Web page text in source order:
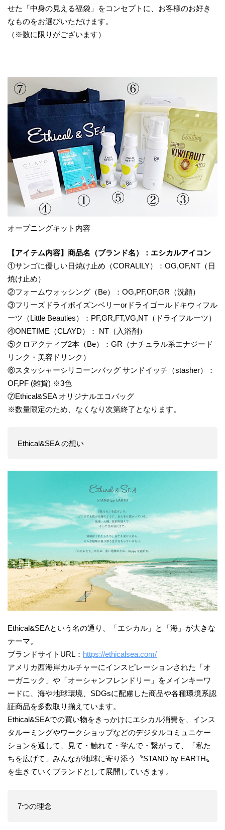
せた「中身の見える福袋」をコンセプトに、お客様のお好き
なものをお選びいただけます。
（※数に限りがございます）
オープニングキット内容
【アイテム内容】商品名（ブランド名）：エシカルアイコン
①サンゴに優しい日焼け止め（CORALILY）：OG,OF,NT（日
焼け止め）
②フォームウォッシング（Be）：OG,PF,OF,GR（洗顔）
③フリーズドライボイズンベリーorドライゴールドキウィフル
ーツ（Little Beauties）：PF,GR,FT,VG,NT（ドライフルーツ）
④ONETIME（CLAYD）： NT（入浴剤）
⑤クロアクティブ2本（Be）：GR（ナチュラル系エナジード
リンク・美容ドリンク）
⑥スタッシャーシリコーンバッグ サンドイッチ（stasher）：
OF,PF (雑貨) ※3色
⑦Ethical&SEA オリジナルエコバッグ
※数量限定のため、なくなり次第終了となります。
Ethical&SEA の想い
Ethical&SEAという名の通り、「エシカル」と「海」が大きな
テーマ。
ブランドサイトURL： https://ethicalsea.com/
アメリカ西海岸カルチャーにインスピレーションされた「オ
ーガニック」や「オーシャンフレンドリー」をメインキーワ
ードに、海や地球環境、SDGsに配慮した商品や各種環境系認
証商品を多数取り揃えています。
Ethical&SEAでの買い物をきっかけにエシカル消費を、インス
タルーミングやワークショップなどのデジタルコミュニケー
ションを通して、見て・触れて・学んで・繋がって、「私た
ちを広げて」みんなが地球に寄り添う〝STAND by EARTH〟
を生きていくブランドとして展開していきます。
7つの理念